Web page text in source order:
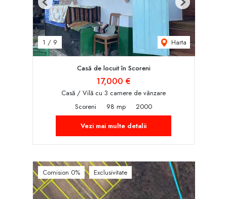
1 / 9 Harta
Previous Next
Casă de locuit în Scoreni
17,000 €
Casă / Vilă cu 3 camere de vânzare
Scoreni
98 mp
2000
Vezi mai multe detalii
Comision 0% Exclusivitate